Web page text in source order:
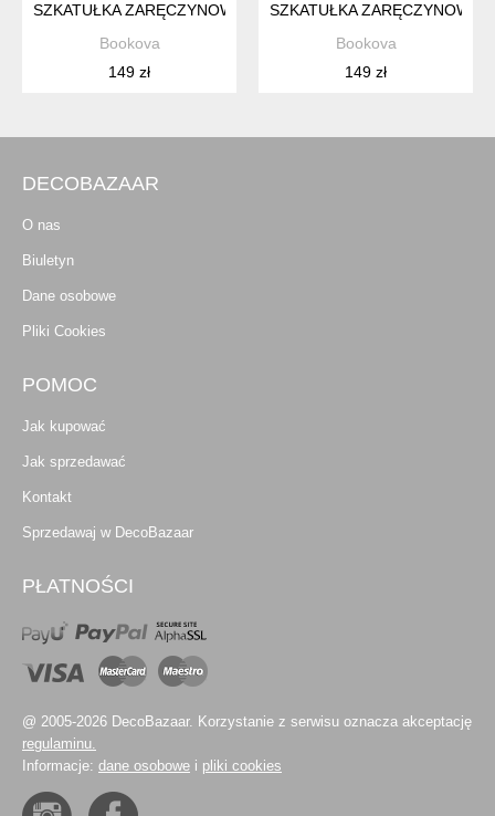
SZKATUŁKA ZARĘCZYNOWA 02
Bookova
149 zł
SZKATUŁKA ZARĘCZYNOWA
Bookova
149 zł
DECOBAZAAR
O nas
Biuletyn
Dane osobowe
Pliki Cookies
POMOC
Jak kupować
Jak sprzedawać
Kontakt
Sprzedawaj w DecoBazaar
PŁATNOŚCI
@ 2005-2026 DecoBazaar. Korzystanie z serwisu oznacza akceptację
regulaminu.
Informacje: dane osobowe i pliki cookies